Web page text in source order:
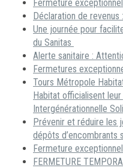
Fermeture
Déclaration de
Une journée pour
du Sanitas
Alerte sanitaire :
Fermetures
Tours Métropole
Habitat officialisent
Intergénérationnelle
Prévenir et réduire les
dépôts d’encombrants
Fermeture
FERMETURE